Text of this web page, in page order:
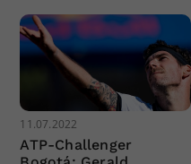
11.07.2022
ATP-Challenger